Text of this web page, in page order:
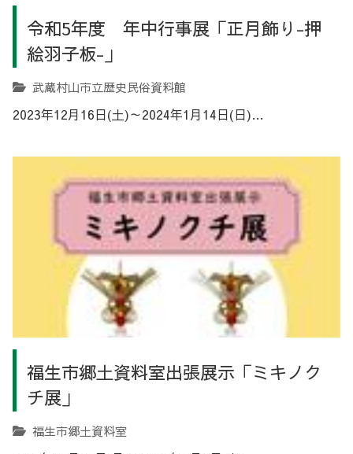
令和5年度 年中行事展「正月飾り-押
絵羽子板-」
武蔵村山市立歴史民俗資料館
2023年12月16日(土)～2024年1月14日(日)…
福生市郷土資料室出張展示「ミキノク
チ展」
福生市郷土資料室